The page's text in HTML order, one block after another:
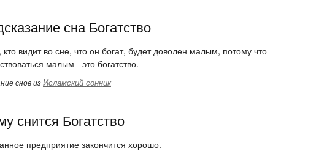
сна Богатство
кто видит во сне, что он богат, будет доволен малым, потому что
малым - это богатство.
снов изИсламский сонник
снится Богатство
предприятие закончится хорошо.